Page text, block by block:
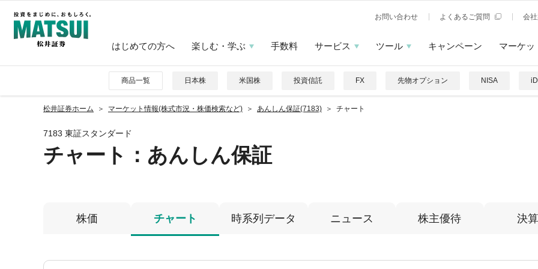
お問い合わせ よくあるご質問 会
はじめての方へ 楽しむ・学ぶ 手数料 サービス ツール キャンペーン マーケッ
商品一覧 日本株 米国株 投資信託 FX 先物オプション NISA
松井証券ホーム マーケット情報(株式市況・株価検索など) あんしん保証(7183) チャート
7183 東証スタンダード
チャート： あんしん保証
株価 チャート 時系列データ ニュース 株主優待 決算